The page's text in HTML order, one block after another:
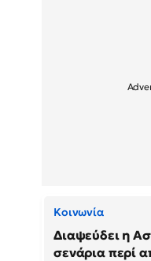
Κοινωνία
Διαψεύδει η
σενάρια περί